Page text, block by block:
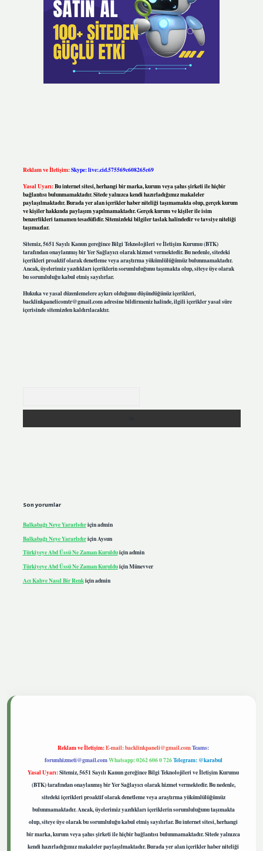
Reklam ve İletişim:Skype: live:.cid.575569c608265c69
Yasal Uyarı:Bu internet sitesi, herhangi bir marka, kurum veya şahıs şirketi ile hiçbir
bağlantısı bulunmamaktadır. Sitede yalnızca kendi hazırladığımız makaleler
paylaşılmaktadır. Burada yer alan içerikler haber niteliği taşımamakta olup, gerçek kurum
ve kişiler hakkında paylaşım yapılmamaktadır. Gerçek kurum ve kişiler ile isim
benzerlikleri tamamen tesadüfidir. Sitemizdeki bilgiler taslak halindedir ve tavsiye niteliği
taşımazlar.
Sitemiz, 5651 Sayılı Kanun gereğince Bilgi Teknolojileri ve İletişim Kurumu (BTK)
tarafından onaylanmış bir Yer Sağlayıcı olarak hizmet vermektedir. Bu nedenle, sitedeki
içerikleri proaktif olarak denetleme veya araştırma yükümlülüğümüz bulunmamaktadır.
Ancak, üyelerimiz yazdıkları içeriklerin sorumluluğunu taşımakta olup, siteye üye olarak
bu sorumluluğu kabul etmiş sayılırlar.
Hukuka ve yasal düzenlemelere aykırı olduğunu düşündüğünüz içerikleri,
backlinkpanelicomtr@gmail.comadresine bildirmeniz halinde, ilgili içerikler yasal süre
içerisinde sitemizden kaldırılacaktır.
Son yorumlar
Balkabağı Neye Yararlıdıriçinadmin
Balkabağı Neye Yararlıdıriçin Aysun
Türkiyeye Abd Üssü Ne Zaman Kurulduiçinadmin
Türkiyeye Abd Üssü Ne Zaman KurulduiçinMünevver
Acı Kahve Nasıl Bir Renkiçinadmin
Reklam ve İletişim:E-mail:backlinkpaneli@gmail.comTeams:
forumhizmeti@gmail.comWhatsapp: 0262 606 0 726Telegram: @karabul
Yasal Uyarı:Sitemiz, 5651 Sayılı Kanun gereğince Bilgi Teknolojileri ve İletişim Kurumu
(BTK) tarafından onaylanmış bir Yer Sağlayıcı olarak hizmet vermektedir. Bu nedenle,
sitedeki içerikleri proaktif olarak denetleme veya araştırma yükümlülüğümüz
bulunmamaktadır. Ancak, üyelerimiz yazdıkları içeriklerin sorumluluğunu taşımakta
olup, siteye üye olarak bu sorumluluğu kabul etmiş sayılırlar. Bu internet sitesi, herhangi
bir marka, kurum veya şahıs şirketi ile hiçbir bağlantısı bulunmamaktadır. Sitede yalnızca
kendi hazırladığımız makaleler paylaşılmaktadır. Burada yer alan içerikler haber niteliği